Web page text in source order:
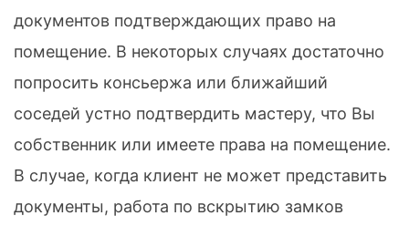
документов подтверждающих право на
помещение. В некоторых случаях достаточно
попросить консьержа или ближайший
соседей устно подтвердить мастеру, что Вы
собственник или имеете права на помещение.
В случае, когда клиент не может представить
документы, работа по вскрытию замков